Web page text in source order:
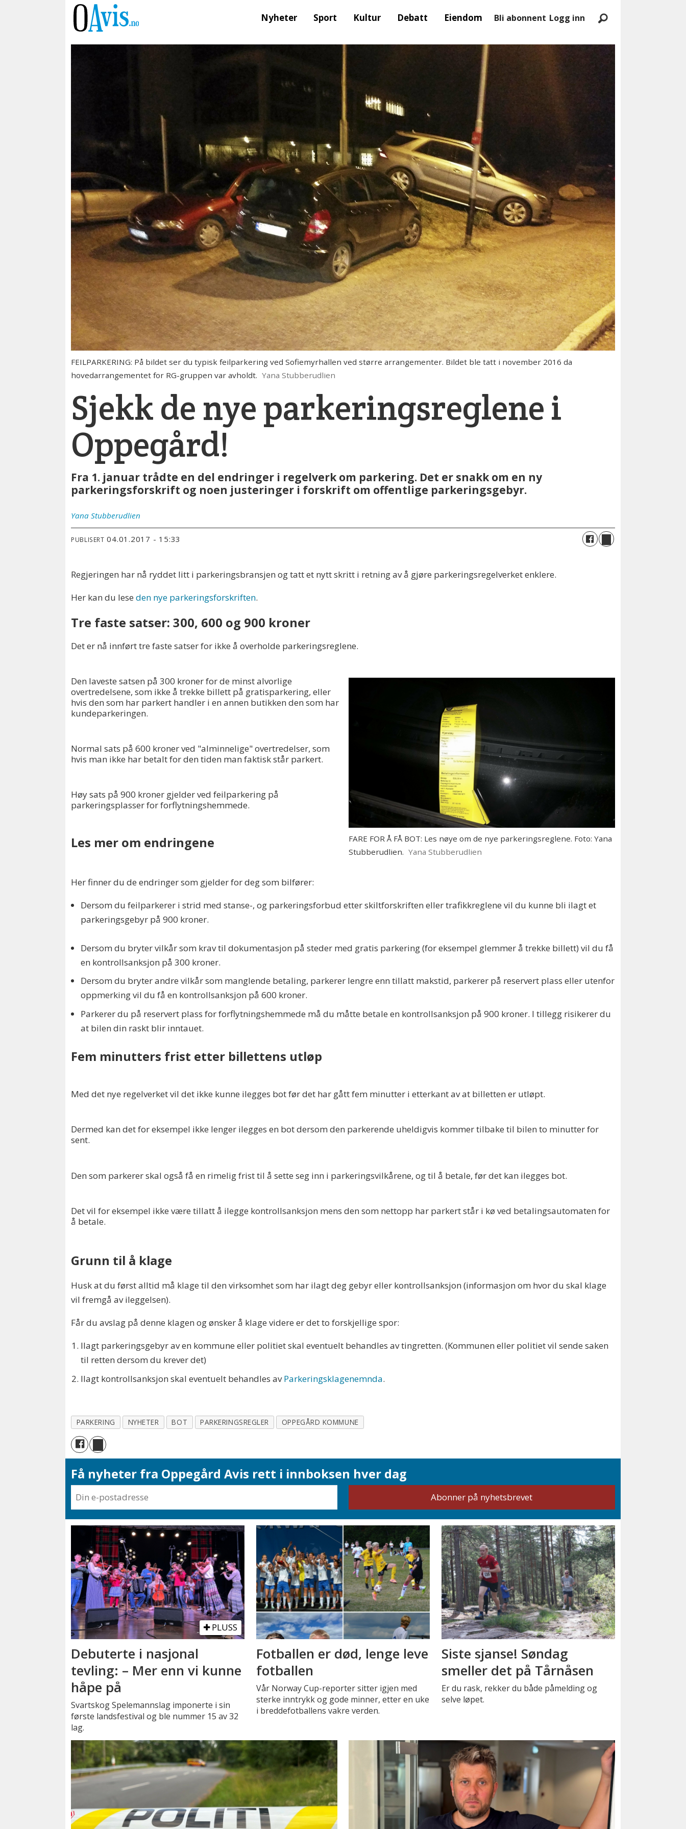
Nyheter Sport Kultur Debatt Eiendom Bli abonnent Logg inn
FEILPARKERING: På bildet ser du typisk feilparkering ved Sofiemyrhallen ved større arrangementer. Bildet ble tatt i november 2016 da
hovedarrangementet for RG-gruppen var avholdt. Yana Stubberudlien
Sjekk de nye parkeringsreglene i
Oppegård!
Fra 1. januar trådte en del endringer i regelverk om parkering. Det er snakk om en ny
parkeringsforskrift og noen justeringer i forskrift om offentlige parkeringsgebyr.
Yana Stubberudlien
PUBLISERT 04.01.2017 - 15:33
Regjeringen har nå ryddet litt i parkeringsbransjen og tatt et nytt skritt i retning av å gjøre parkeringsregelverket enklere.
Her kan du leseden nye parkeringsforskriften.
Tre faste satser: 300, 600 og 900 kroner
Det er nå innført tre faste satser for ikke å overholde parkeringsreglene.
FARE FOR Å FÅ BOT: Les nøye om de nye parkeringsreglene. Foto: Yana
Stubberudlien. Yana Stubberudlien
Den laveste satsen på 300 kroner for de minst alvorlige
overtredelsene, som ikke å trekke billett på gratisparkering, eller
hvis den som har parkert handler i en annen butikken den som har
kundeparkeringen.
Normal sats på 600 kroner ved "alminnelige" overtredelser, som
hvis man ikke har betalt for den tiden man faktisk står parkert.
Høy sats på 900 kroner gjelder ved feilparkering på
parkeringsplasser for forflytningshemmede.
Les mer om endringene
Her finner du de endringer som gjelder for deg som bilfører:
Dersom du feilparkerer i strid med stanse-, og parkeringsforbud etter skiltforskriften eller trafikkreglene vil du kunne bli ilagt et
parkeringsgebyr på 900 kroner.
Dersom du bryter vilkår som krav til dokumentasjon på steder med gratis parkering (for eksempel glemmer å trekke billett) vil du få
en kontrollsanksjon på 300 kroner.
Dersom du bryter andre vilkår som manglende betaling, parkerer lengre enn tillatt makstid, parkerer på reservert plass eller utenfor
oppmerking vil du få en kontrollsanksjon på 600 kroner.
Parkerer du på reservert plass for forflytningshemmede må du måtte betale en kontrollsanksjon på 900 kroner. I tillegg risikerer du
at bilen din raskt blir inntauet.
Fem minutters frist etter billettens utløp
Med det nye regelverket vil det ikke kunne ilegges bot før det har gått fem minutter i etterkant av at billetten er utløpt.
Dermed kan det for eksempel ikke lenger ilegges en bot dersom den parkerende uheldigvis kommer tilbake til bilen to minutter for
sent.
Den som parkerer skal også få en rimelig frist til å sette seg inn i parkeringsvilkårene, og til å betale, før det kan ilegges bot.
Det vil for eksempel ikke være tillatt å ilegge kontrollsanksjon mens den som nettopp har parkert står i kø ved betalingsautomaten for
å betale.
Grunn til å klage
Husk at du først alltid må klage til den virksomhet som har ilagt deg gebyr eller kontrollsanksjon (informasjon om hvor du skal klage
vil fremgå av ileggelsen).
Får du avslag på denne klagen og ønsker å klage videre er det to forskjellige spor:
Ilagt parkeringsgebyr av en kommune eller politiet skal eventuelt behandles av tingretten. (Kommunen eller politiet vil sende saken
til retten dersom du krever det)
Ilagt kontrollsanksjon skal eventuelt behandles avParkeringsklagenemnda.
PARKERING NYHETER BOT PARKERINGSREGLER OPPEGÅRD KOMMUNE
Få nyheter fra Oppegård Avis rett i innboksen hver dag
PLUSS
Debuterte i nasjonal
tevling: – Mer enn vi kunne
håpe på
Svartskog Spelemannslag imponerte i sin
første landsfestival og ble nummer 15 av 32
lag.
Fotballen er død, lenge leve
fotballen
Vår Norway Cup-reporter sitter igjen med
sterke inntrykk og gode minner, etter en uke
i breddefotballens vakre verden.
Siste sjanse! Søndag
smeller det på Tårnåsen
Er du rask, rekker du både påmelding og
selve løpet.